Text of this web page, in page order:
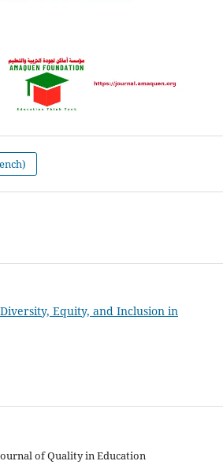
Equity, and Inclusion in
of Quality in Education